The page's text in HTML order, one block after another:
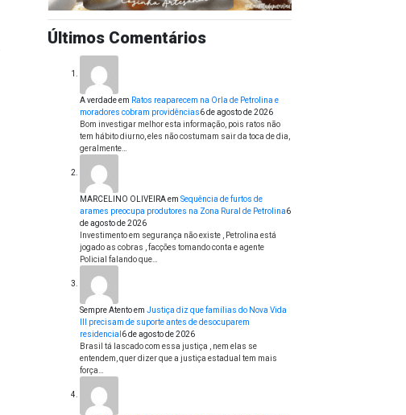
Últimos Comentários
A verdadeem Ratos reaparecem na Orla de Petrolina e
moradores cobram providências6 de agosto de 2026
Bom investigar melhor esta informação, pois ratos não
tem hábito diurno, eles não costumam sair da toca de dia,
geralmente…
MARCELINO OLIVEIRAem Sequência de furtos de
arames preocupa produtores na Zona Rural de Petrolina6
de agosto de 2026
Investimento em segurança não existe , Petrolina está
jogado as cobras , facções tomando conta e agente
Policial falando que…
Sempre Atentoem Justiça diz que famílias do Nova Vida
III precisam de suporte antes de desocuparem
residencial 6 de agosto de 2026
Brasil tá lascado com essa justiça , nem elas se
entendem, quer dizer que a justiça estadual tem mais
força…